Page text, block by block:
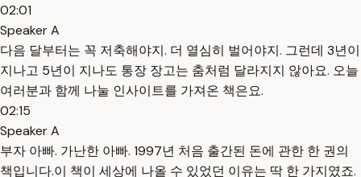
02:01
Speaker A
다음 달부터는 꼭 저축해야지. 더 열심히 벌어야지. 그런데 3년이
지나고 5년이 지나도 통장 장고는 춤처럼 달라지지 않아요. 오늘
여러분과 함께 나눌 인사이트를 가져온 책은요.
02:15
Speaker A
부자 아빠. 가난한 아빠. 1997년 처음 출간된 돈에 관한 한 권의
책입니다.이 책이 세상에 나올 수 있었던 이유는 딱 한 가지였죠.